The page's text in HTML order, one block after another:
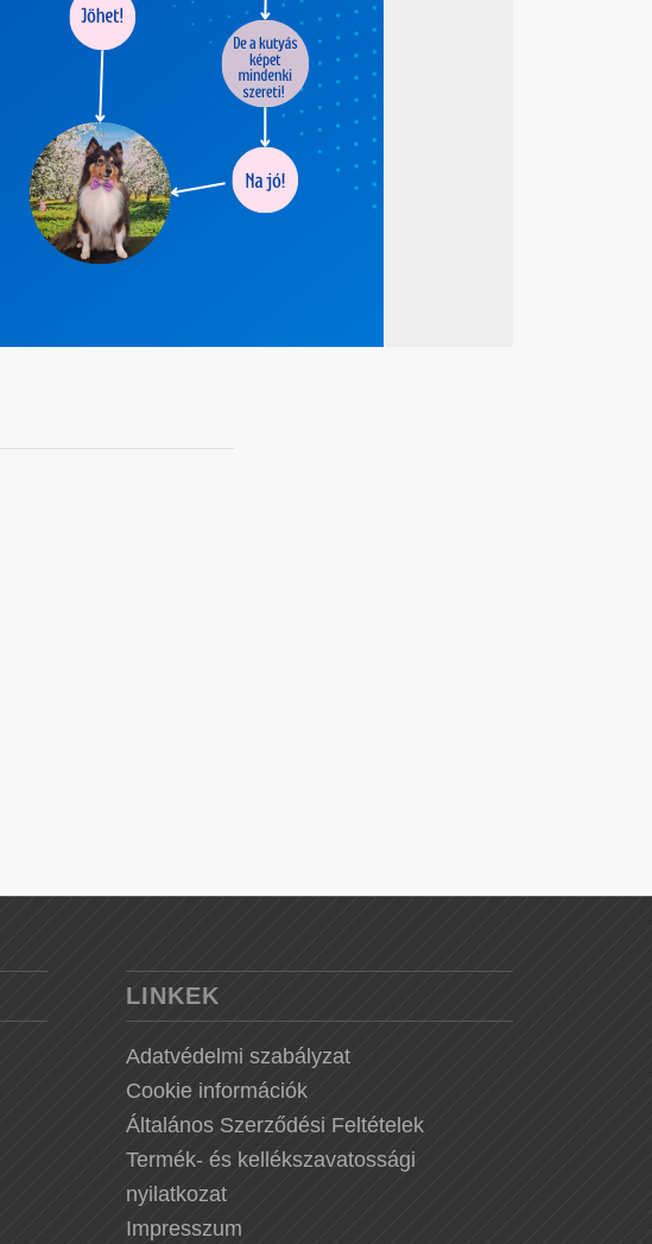
LINKEK
Adatvédelmi szabályzat
Cookie információk
Általános Szerződési Feltételek
Termék- és kellékszavatossági
nyilatkozat
Impresszum